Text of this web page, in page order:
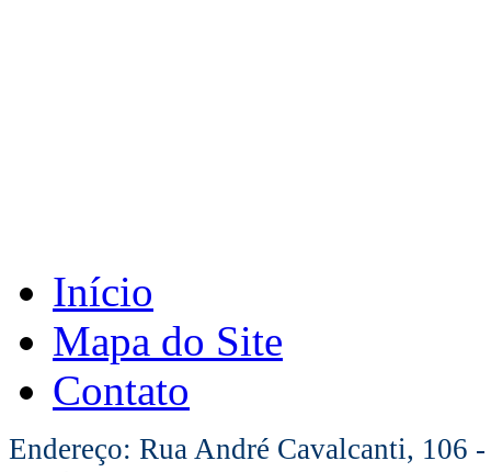
Início
Mapa do Site
Contato
Endereço: Rua André Cavalcanti, 106